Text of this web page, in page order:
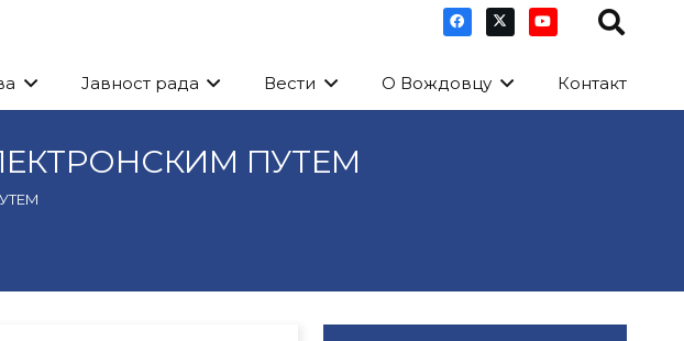
Јавност рада Вести О Вождовцу Контакт
ПУТЕМ